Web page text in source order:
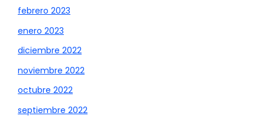
febrero 2023
enero 2023
diciembre 2022
noviembre 2022
octubre 2022
septiembre 2022